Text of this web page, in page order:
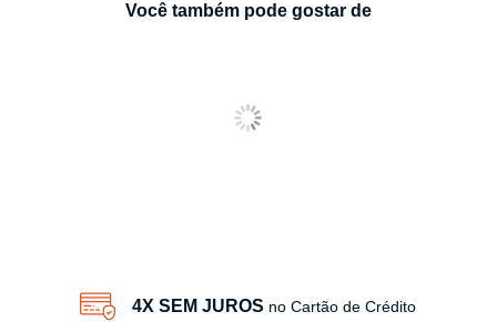
Você também pode gostar de
4X SEM JUROS no Cartão de Crédito